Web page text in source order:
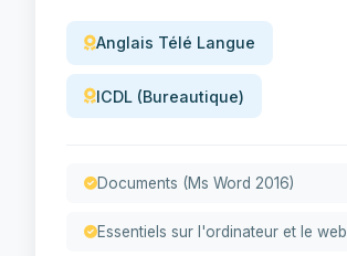
Anglais Télé Langue
ICDL (Bureautique)
Documents (Ms Word 2016)
Essentiels sur l'ordinateur et le web